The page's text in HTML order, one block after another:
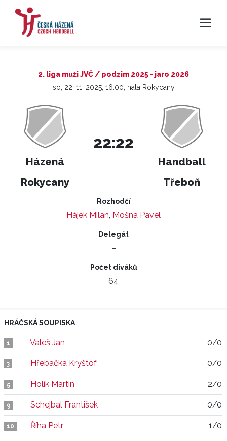
2. liga muži JVČ / podzim 2025 - jaro 2026
so, 22. 11. 2025, 16:00, hala Rokycany
Házená
Rokycany
22:22
Handball
Třeboň
Rozhodčí
Hájek Milan, Mošna Pavel
Delegát
–
Počet diváků
64
HRÁČSKÁ SOUPISKA
1 Valeš Jan 0/0
3 Hřebačka Kryštof 0/0
5 Holík Martin 2/0
9 Schejbal František 0/0
10 Říha Petr 1/0